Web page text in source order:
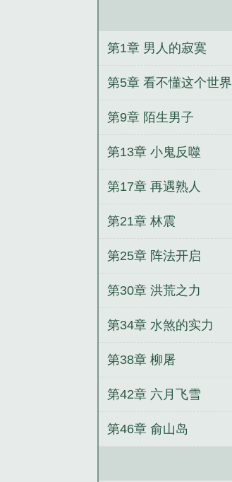
第1章 男人的寂寞
第5章 看不懂这个世界
第9章 陌生男子
第13章 小鬼反噬
第17章 再遇熟人
第21章 林震
第25章 阵法开启
第30章 洪荒之力
第34章 水煞的实力
第38章 柳屠
第42章 六月飞雪
第46章 俞山岛